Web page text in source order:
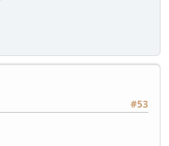
#53